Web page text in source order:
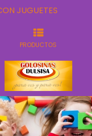
JUGUETES
PRODUCTOS